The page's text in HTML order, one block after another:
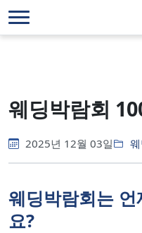
웨딩박람회
2025년 12월 03일
웨딩박람회는
요?